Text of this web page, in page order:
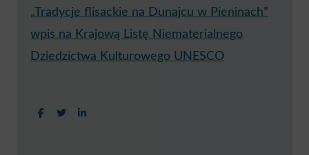
„Tradycje flisackie na Dunajcu w Pieninach”
wpis na Krajową Listę Niematerialnego
Dziedzictwa Kulturowego UNESCO